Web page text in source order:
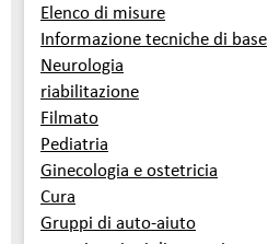
Elenco di misure
Informazione tecniche di base
Neurologia
riabilitazione
Filmato
Pediatria
Ginecologia e ostetricia
Cura
Gruppi di auto-aiuto